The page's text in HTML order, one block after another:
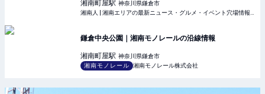
溢れるイベント！ | 湘南人
湘南町屋駅 神奈川県鎌倉市
鎌倉中央公園｜湘南モノレールの沿線情報
湘南町屋駅 神奈川県鎌倉市
湘南モノレール
湘南モノレール株式会社